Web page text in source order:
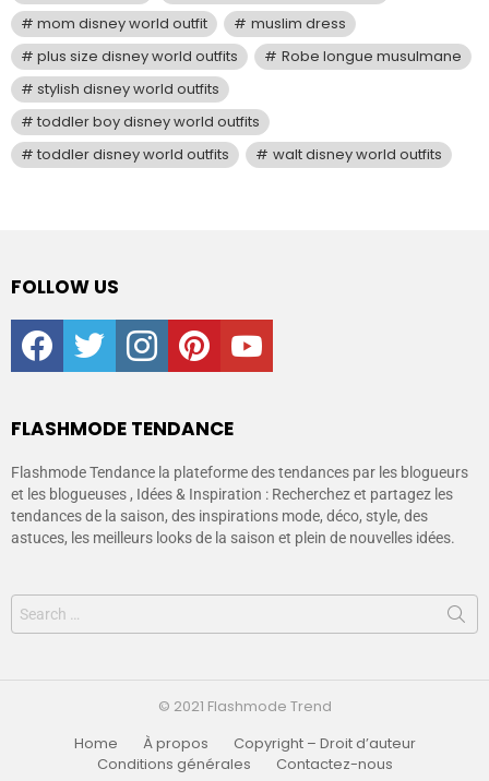
mom disney world outfit
muslim dress
plus size disney world outfits
Robe longue musulmane
stylish disney world outfits
toddler boy disney world outfits
toddler disney world outfits
walt disney world outfits
FOLLOW US
facebooktwitter instagrampinterestyoutube
FLASHMODE TENDANCE
Flashmode Tendance la plateforme des tendances par les blogueurs
et les blogueuses , Idées & Inspiration : Recherchez et partagez les
tendances de la saison, des inspirations mode, déco, style, des
astuces, les meilleurs looks de la saison et plein de nouvelles idées.
© 2021 Flashmode Trend
Home
À propos
Copyright – Droit d’auteur
Conditions générales
Contactez-nous